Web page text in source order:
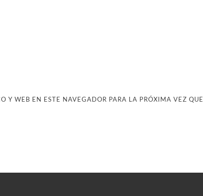
Y WEB EN ESTE NAVEGADOR PARA LA PRÓXIMA VEZ QUE